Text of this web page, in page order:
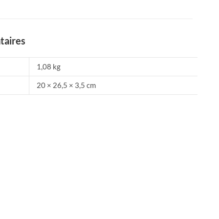
1,08 kg
20 × 26,5 × 3,5 cm